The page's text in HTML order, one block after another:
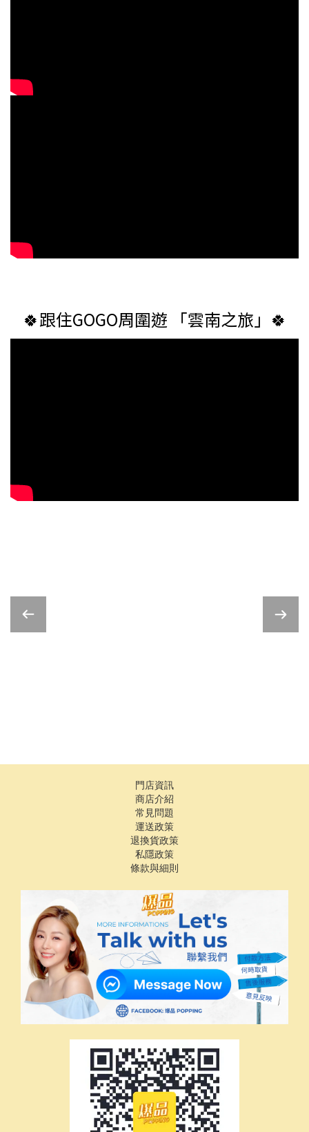
🍀跟住GOGO周圍遊 「雲南之旅」🍀
門店資訊
商店介紹
常見問題
運送政策
退換貨政策
私隱政策
條款與細則